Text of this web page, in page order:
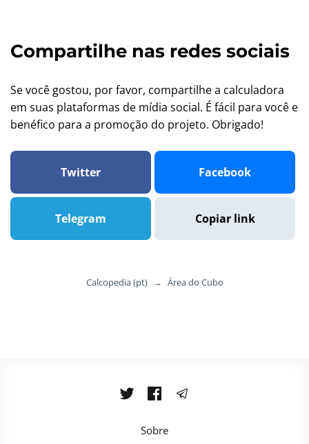
Compartilhe nas redes sociais
Se você gostou, por favor, compartilhe a calculadora
em suas plataformas de mídia social. É fácil para você e
benéfico para a promoção do projeto. Obrigado!
Twitter Facebook
Telegram Copiar link
Calcopedia (pt) → Área do Cubo
Sobre